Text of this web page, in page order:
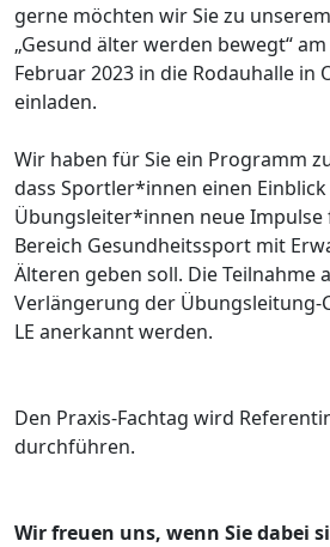
gerne möchten wir Sie zu
„Gesund älter werden bewegt“
Februar 2023 in die Rodauhalle in
einladen.
Wir haben für Sie ein Programm
dass Sportler*innen einen
Übungsleiter*innen neue Impulse
Bereich Gesundheitssport mit
Älteren geben soll. Die Teilnahme
Verlängerung der Übungsleitung-
LE anerkannt werden.
Den Praxis-Fachtag wird
durchführen.
Wir freuen uns, wenn Sie dabei